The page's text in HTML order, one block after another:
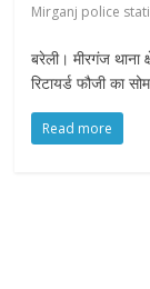
Mirganj police
बरेली। मीरगंज थाना
रिटायर्ड फौजी का
Read more